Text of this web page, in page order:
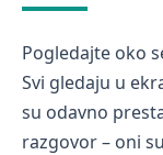
Pogledajte oko
Svi gledaju u
su odavno
razgovor – oni